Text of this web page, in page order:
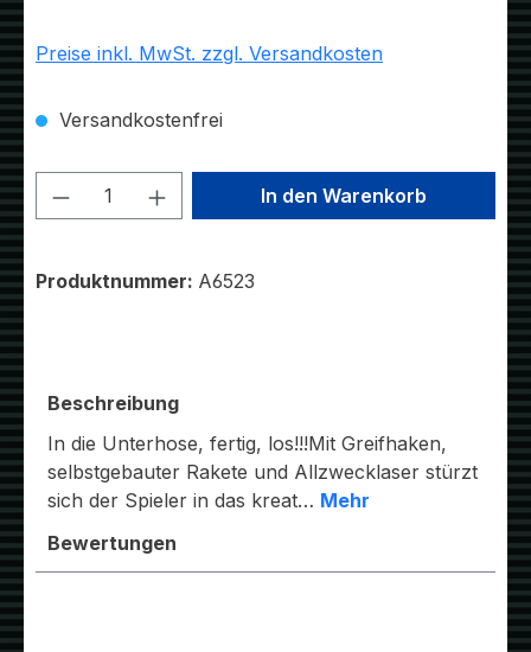
Preise inkl. MwSt. zzgl. Versandkosten
Versandkostenfrei
Produkt Anzahl: Gib den
In den Warenkorb
Produktnummer: A6523
Beschreibung
In die Unterhose, fertig, los!!!Mit Greifhaken,
selbstgebauter Rakete und Allzwecklaser stürzt
sich der Spieler in das kreat… Mehr
Bewertungen